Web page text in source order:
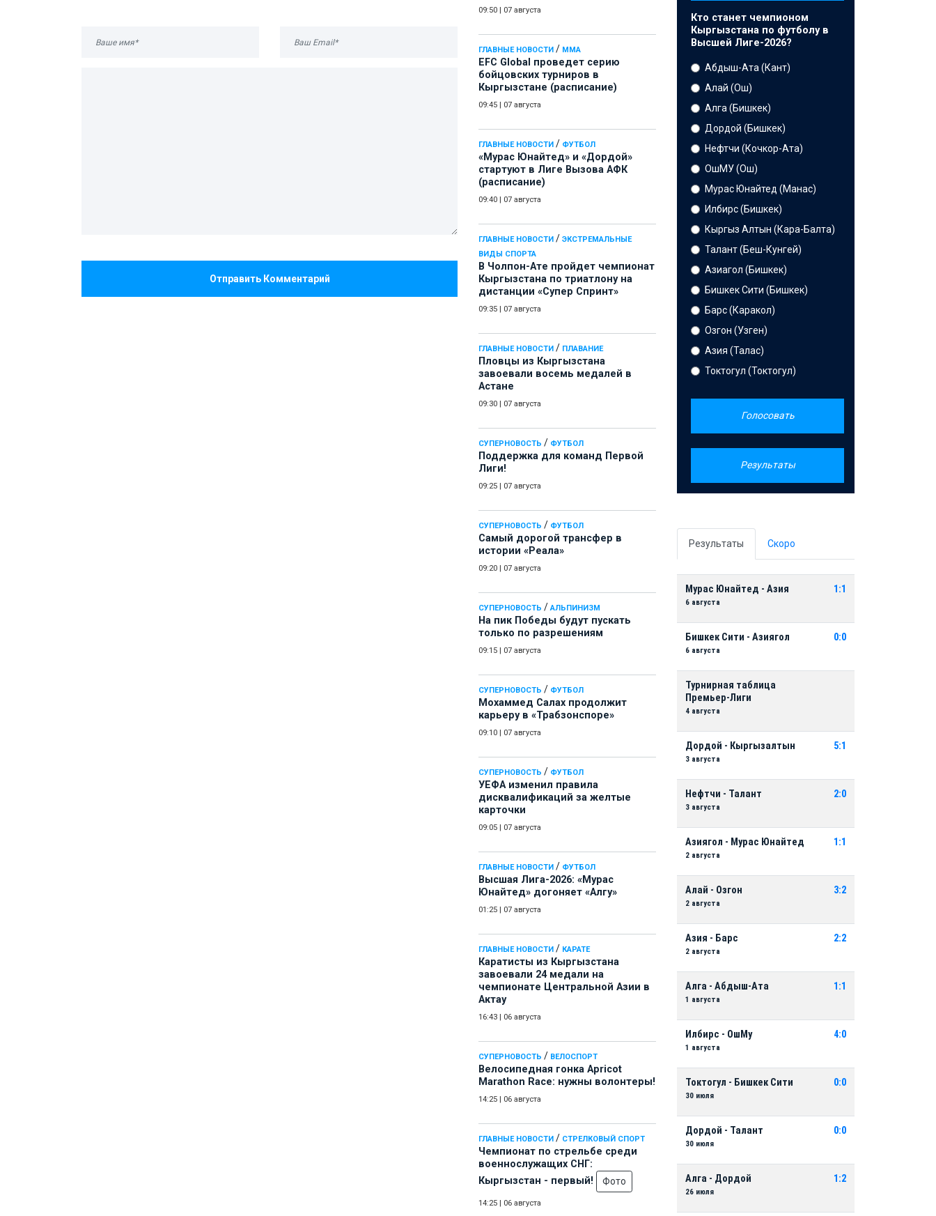
09:50 07 августа
ГЛАВНЫЕ НОВОСТИ / ММА
EFC Global проведет серию
бойцовских турниров в
Кыргызстане (расписание)
09:45 07 августа
ГЛАВНЫЕ НОВОСТИ / ФУТБОЛ
«Мурас Юнайтед» и «Дордой»
стартуют в Лиге Вызова АФК
(расписание)
09:40 07 августа
ГЛАВНЫЕ НОВОСТИ / ЭКСТРЕМАЛЬНЫЕ
ВИДЫ СПОРТА
В Чолпон-Ате пройдет чемпионат
Кыргызстана по триатлону на
дистанции «Супер Спринт»
09:35 07 августа
ГЛАВНЫЕ НОВОСТИ / ПЛАВАНИЕ
Пловцы из Кыргызстана
завоевали восемь медалей в
Астане
09:30 07 августа
СУПЕРНОВОСТЬ / ФУТБОЛ
Поддержка для команд Первой
Лиги!
09:25 07 августа
СУПЕРНОВОСТЬ / ФУТБОЛ
Самый дорогой трансфер в
истории «Реала»
09:20 07 августа
СУПЕРНОВОСТЬ / АЛЬПИНИЗМ
На пик Победы будут пускать
только по разрешениям
09:15 07 августа
СУПЕРНОВОСТЬ / ФУТБОЛ
Мохаммед Салах продолжит
карьеру в «Трабзонспоре»
09:10 07 августа
СУПЕРНОВОСТЬ / ФУТБОЛ
УЕФА изменил правила
дисквалификаций за желтые
карточки
09:05 07 августа
ГЛАВНЫЕ НОВОСТИ / ФУТБОЛ
Высшая Лига-2026: «Мурас
Юнайтед» догоняет «Алгу»
01:25 07 августа
ГЛАВНЫЕ НОВОСТИ / КАРАТЕ
Каратисты из Кыргызстана
завоевали 24 медали на
чемпионате Центральной Азии в
Актау
16:43 06 августа
СУПЕРНОВОСТЬ / ВЕЛОСПОРТ
Велосипедная гонка Apricot
Marathon Race: нужны волонтеры!
14:25 06 августа
ГЛАВНЫЕ НОВОСТИ / СТРЕЛКОВЫЙ СПОРТ
Чемпионат по стрельбе среди
военнослужащих СНГ:
Кыргызстан - первый!
Фото
14:25 06 августа
Отправить Комментарий
Кто станет чемпионом
Кыргызстана по футболу в
Высшей Лиге-2026?
Абдыш-Ата (Кант)
Алай (Ош)
Алга (Бишкек)
Дордой (Бишкек)
Нефтчи (Кочкор-Ата)
ОшМУ (Ош)
Мурас Юнайтед (Манас)
Илбирс (Бишкек)
Кыргыз Алтын (Кара-Балта)
Талант (Беш-Кунгей)
Азиагол (Бишкек)
Бишкек Сити (Бишкек)
Барс (Каракол)
Озгон (Узген)
Азия (Талас)
Токтогул (Токтогул)
Голосовать
Результаты
Результаты Скоро
Мурас Юнайтед - Азия
6 августа
1:1
Бишкек Сити - Азиягол
6 августа
0:0
Турнирная таблица
Премьер-Лиги
4 августа
Дордой - Кыргызалтын
3 августа
5:1
Нефтчи - Талант
3 августа
2:0
Азиягол - Мурас Юнайтед
2 августа
1:1
Алай - Озгон
2 августа
3:2
Азия - Барс
2 августа
2:2
Алга - Абдыш-Ата
1 августа
1:1
Илбирс - ОшМу
1 августа
4:0
Токтогул - Бишкек Сити
30 июля
0:0
Дордой - Талант
30 июля
0:0
Алга - Дордой
26 июля
1:2